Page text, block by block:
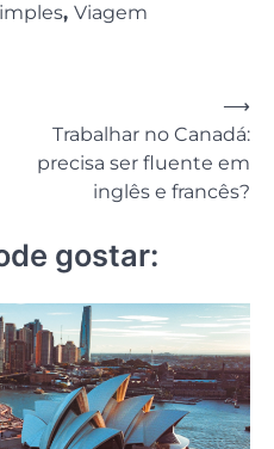
, Viagem
Trabalhar no Canadá:
precisa ser fluente em
inglês e francês?
⟶
gostar: